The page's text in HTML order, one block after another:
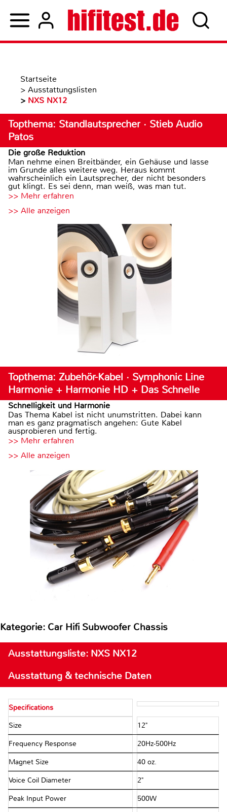
Startseite
> Ausstattungslisten
> NXS NX12
Topthema: Standlautsprecher · Stieb Audio
Patos
Die große Reduktion
Man nehme einen Breitbänder, ein Gehäuse und lasse
im Grunde alles weitere weg. Heraus kommt
wahrscheinlich ein Lautsprecher, der nicht besonders
gut klingt. Es sei denn, man weiß, was man tut.
>> Mehr erfahren
>> Alle anzeigen
Topthema: Zubehör-Kabel · Symphonic Line
Harmonie + Harmonie HD + Das Schnelle
Schnelligkeit und Harmonie
Das Thema Kabel ist nicht unumstritten. Dabei kann
man es ganz pragmatisch angehen: Gute Kabel
ausprobieren und fertig.
>> Mehr erfahren
>> Alle anzeigen
Kategorie: Car Hifi Subwoofer Chassis
Ausstattungsliste: NXS NX12
Ausstattung & technische Daten
Specifications
Size 12"
Frequency Response 20Hz-500Hz
Magnet Size 40 oz.
Voice Coil Diameter 2"
Peak Input Power 500W